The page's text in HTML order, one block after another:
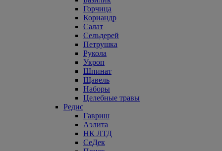
Горчица
Кориандр
Салат
Сельдерей
Петрушка
Рукола
Укроп
Шпинат
Щавель
Наборы
Целебные травы
Редис
Гавриш
Аэлита
НК ЛТД
СеДек